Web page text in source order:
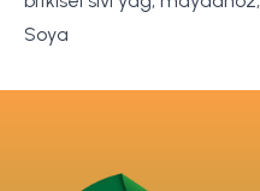
Soya